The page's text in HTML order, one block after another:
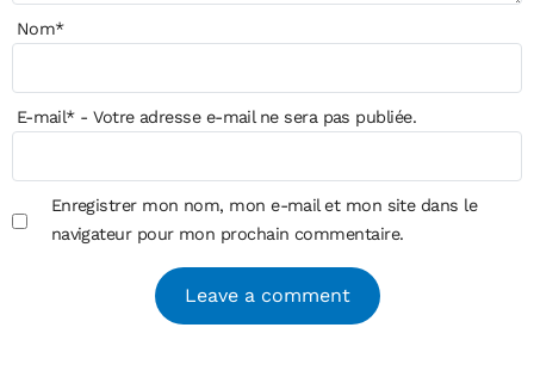
Nom*
E-mail*- Votre adresse e-mail ne sera pas publiée.
Enregistrer mon nom, mon e-mail et mon site dans le
navigateur pour mon prochain commentaire.